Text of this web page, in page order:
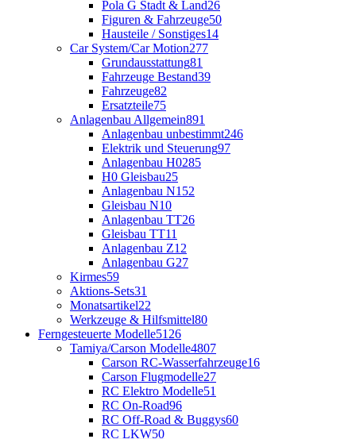
Pola G Stadt & Land26
Figuren & Fahrzeuge50
Hausteile / Sonstiges14
Car System/Car Motion277
Grundausstattung81
Fahrzeuge Bestand39
Fahrzeuge82
Ersatzteile75
Anlagenbau Allgemein891
Anlagenbau unbestimmt246
Elektrik und Steuerung97
Anlagenbau H0285
H0 Gleisbau25
Anlagenbau N152
Gleisbau N10
Anlagenbau TT26
Gleisbau TT11
Anlagenbau Z12
Anlagenbau G27
Kirmes59
Aktions-Sets31
Monatsartikel22
Werkzeuge & Hilfsmittel80
Ferngesteuerte Modelle5126
Tamiya/Carson Modelle4807
Carson RC-Wasserfahrzeuge16
Carson Flugmodelle27
RC Elektro Modelle51
RC On-Road96
RC Off-Road & Buggys60
RC LKW50